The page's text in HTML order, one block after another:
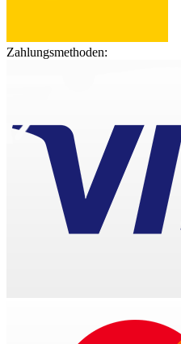
Zahlungsmethoden: